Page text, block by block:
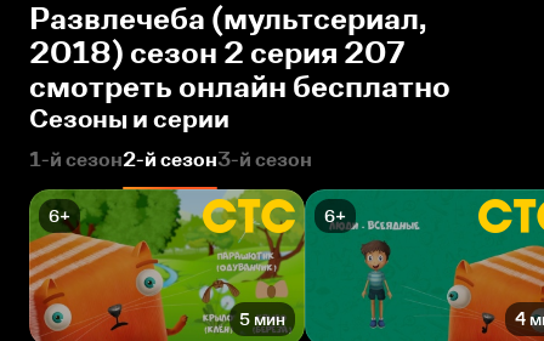
Развлечеба (мультсериал,
2018) сезон 2 серия 207
смотреть онлайн бесплатно
Сезоны и серии
1-й сезон2-й сезон3-й сезон
6+
5 мин
6+
4